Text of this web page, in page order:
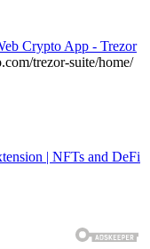
Crypto App - Trezor
trezor-suite/home/
| NFTs and DeFi